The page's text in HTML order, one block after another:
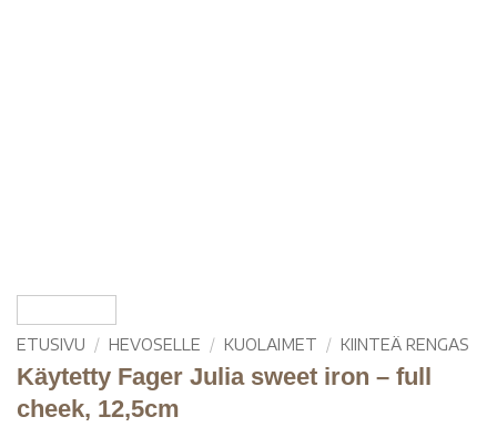
ETUSIVU / HEVOSELLE / KUOLAIMET / KIINTEÄ RENGAS
Käytetty Fager Julia sweet iron – full
cheek, 12,5cm